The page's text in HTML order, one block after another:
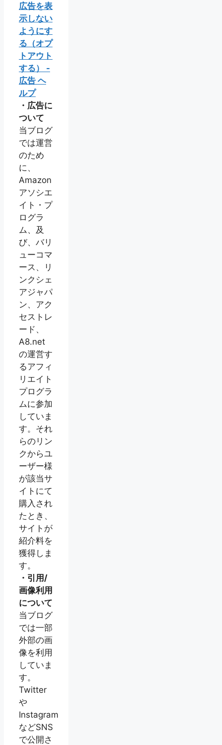
広告を表
示しない
ようにす
る（オプ
トアウト
する） -
広告 ヘ
ルプ
・広告に
ついて
当ブログ
では運営
のため
に、
Amazon
アソシエ
イト・プ
ログラ
ム、及
び、バリ
ューコマ
ース、リ
ンクシェ
アジャパ
ン、アク
セストレ
ード、
A8.net
の運営す
るアフィ
リエイト
プログラ
ムに参加
していま
す。それ
らのリン
クからユ
ーザー様
が該当サ
イトにて
購入され
たとき、
サイトが
紹介料を
獲得しま
す。
・引用/
画像利用
について
当ブログ
では一部
外部の画
像を利用
していま
す。
Twitter
や
Instagram
などSNS
で公開さ